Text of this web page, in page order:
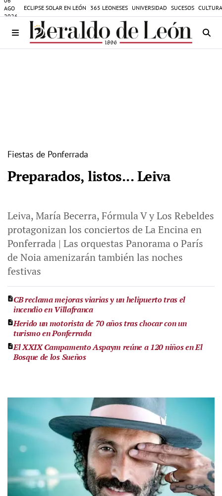
AGO
2026
ECLIPSE SOLAR EN LEÓN 365 LEONESES UNIVERSIDAD SUCESOS
Fiestas de Ponferrada
Preparados, listos... Leiva
Leiva, María Becerra, Fórmula V y Los Rebeldes
protagonizan los conciertos de La Encina en
Ponferrada | Las orquestas Panorama o París
de Noia amenizarán también las noches
festivas
CB reclama mejoras viarias y un helipuerto tras el
incendio en Villafranca
Herido un motorista de 70 años tras chocar con un
turismo en Ponferrada
El XXIX Campamento Aspaym reúne a 120 niños en El
Bosque de los Sueños